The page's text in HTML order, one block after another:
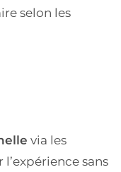
selon les
via les
sans